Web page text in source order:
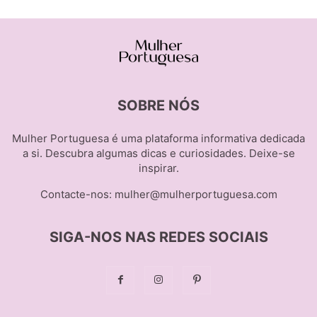
SOBRE NÓS
Mulher Portuguesa é uma plataforma informativa dedicada
a si. Descubra algumas dicas e curiosidades. Deixe-se
inspirar.
Contacte-nos: mulher@mulherportuguesa.com
SIGA-NOS NAS REDES SOCIAIS